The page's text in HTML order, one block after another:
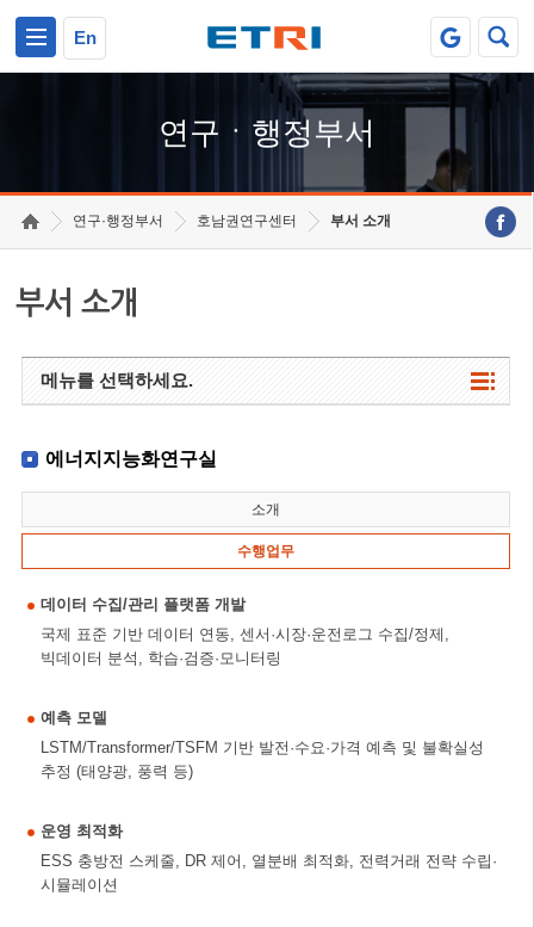
En
연구ㆍ행정부서
연구·행정부서 호남권연구센터 부서 소개
부서 소개
메뉴를 선택하세요.
에너지지능화연구실
소개
수행업무
데이터 수집/관리 플랫폼 개발
국제 표준 기반 데이터 연동, 센서·시장·운전로그 수집/정제,
빅데이터 분석, 학습·검증·모니터링
예측 모델
LSTM/Transformer/TSFM 기반 발전·수요·가격 예측 및 불확실성
추정 (태양광, 풍력 등)
운영 최적화
ESS 충방전 스케줄, DR 제어, 열분배 최적화, 전력거래 전략 수립·
시뮬레이션